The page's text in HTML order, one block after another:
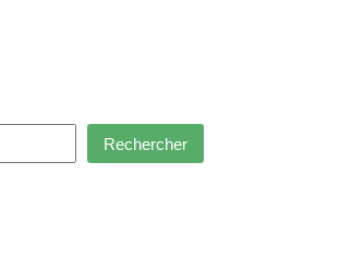
Rechercher